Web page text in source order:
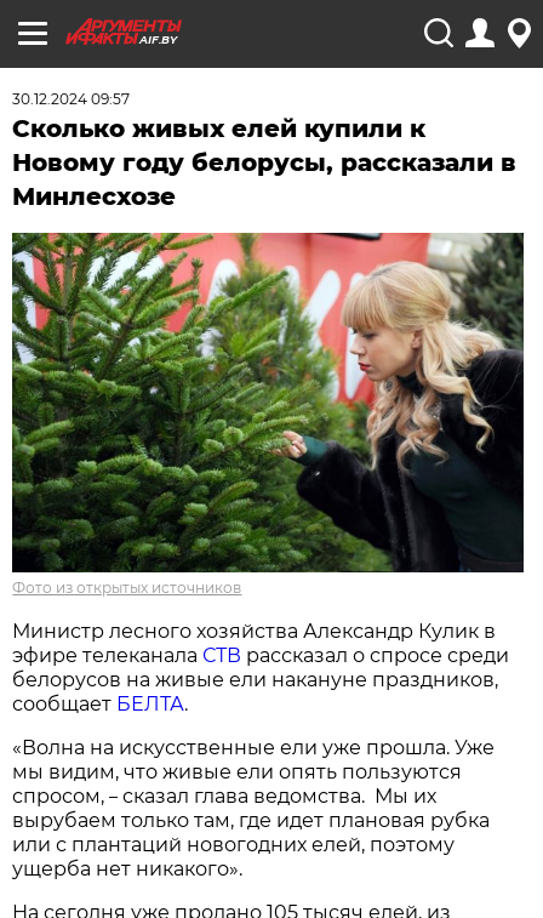
AIF.BY
30.12.2024 09:57
Сколько живых елей купили к
Новому году белорусы, рассказали в
Минлесхозе
Фото из открытых источников
Министр лесного хозяйства Александр Кулик в
эфире телеканала СТВ рассказал о спросе среди
белорусов на живые ели накануне праздников,
сообщает БЕЛТА.
«Волна на искусственные ели уже прошла. Уже
мы видим, что живые ели опять пользуются
спросом,– сказал глава ведомства. Мы их
вырубаем только там, где идет плановая рубка
или с плантаций новогодних елей, поэтому
ущерба нет никакого».
На сегодня уже продано 105 тысяч елей, из